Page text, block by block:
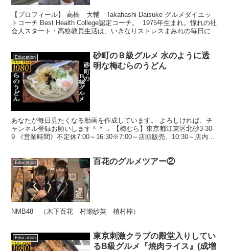
【プロフィール】 高橋 大輔 Takahashi Daisuke グルメダイエッ
トコーチ Best Health College認定コーチ。 ​ 1975年生まれ。憧れの社
会人スタート・高校教員生活は、いきなりストレスまみれの毎日に。
Education
砂町のＢ級グルメ 水のように透
明な梅むらのうどん
あなたが毎日見たくなる動画を作成しています。 よろしければ、チ
ャンネル登録お願いします＾＾→ 【梅むら】東京都江東区北砂3-30-
9 《営業時間》不定休7:00～16:30※7:00～店頭販売、10:30～店内飲
Education 百花のグルメツアー②
NMB48 （木下百花 村瀬紗英 植村梓）
Education
東京刺激クラブの殿堂入りしてい
るB級グルメ『焼肉ライス』(成増